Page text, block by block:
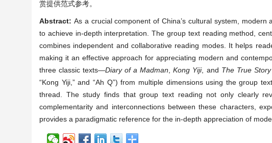
赏提供范式参考。
Abstract: As a crucial component of China’s cultural system,
to achieve in-depth interpretation. The group text reading method,
combines independent and collaborative reading modes. It helps
making it an effective approach for appreciating modern and
three classic texts—Diary of a Madman ,Kong Yiji, and The True
“Kong Yiji,” and “Ah Q”) from multiple dimensions using the group
thread. The study finds that group text reading not only clearly
complementarity and interconnections between these characters,
provides a paradigmatic reference for the in-depth appreciation of